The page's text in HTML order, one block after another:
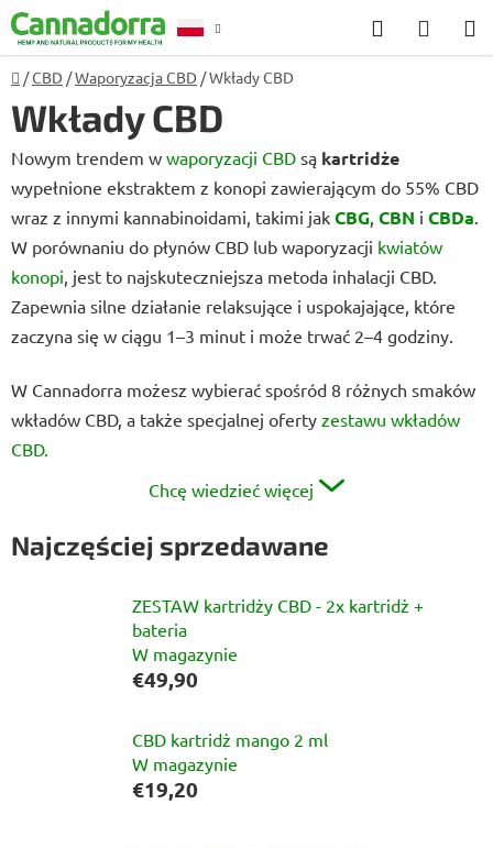
Przejść
do
treści
Szukaj
Home
/CBD /Waporyzacja CBD /Wkłady CBD
Wkłady CBD
Nowym trendem w waporyzacji CBD są kartridże
wypełnione ekstraktem z konopi zawierającym do 55% CBD
wraz z innymi kannabinoidami, takimi jak CBG, CBN i CBDa.
W porównaniu do płynów CBD lub waporyzacji kwiatów
konopi, jest to najskuteczniejsza metoda inhalacji CBD.
Zapewnia silne działanie relaksujące i uspokajające, które
zaczyna się w ciągu 1–3 minut i może trwać 2–4 godziny.
W Cannadorra możesz wybierać spośród 8 różnych smaków
wkładów CBD, a także specjalnej oferty zestawu wkładów
CBD.
Chcę wiedzieć więcej
Najczęściej sprzedawane
ZESTAW kartridży CBD - 2x kartridż +
bateria
W magazynie
€49,90
CBD kartridż mango 2 ml
W magazynie
€19,20